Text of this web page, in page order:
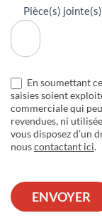
Pièce(s)
En soumettant
saisies soient
commerciale qui
revendues, ni
vous disposez d’un
nouscontactant ici.
ENVOYER